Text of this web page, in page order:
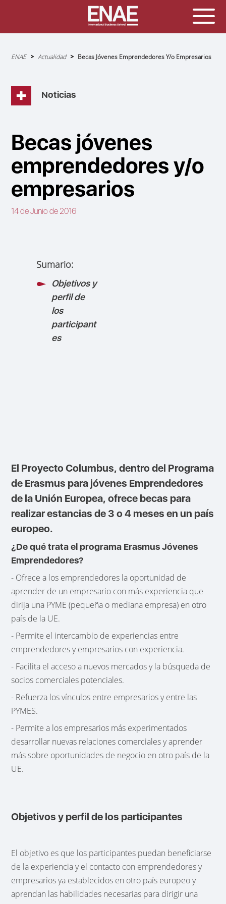
Sobrescribir
la
navegación
ENAE Actualidad Becas Jóvenes Emprendedores Y/o Empresarios
Noticias
Becas jóvenes
emprendedores y/o
empresarios
14 de Junio de 2016
Sumario:
Objetivos y
perfil de
los
participant
es
El Proyecto Columbus, dentro del Programa
de Erasmus para jóvenes Emprendedores
de la Unión Europea, ofrece becas para
realizar estancias de 3 o 4 meses en un país
europeo.
¿De qué trata el programa Erasmus Jóvenes
Emprendedores?
- Ofrece a los emprendedores la oportunidad de
aprender de un empresario con más experiencia que
dirija una PYME (pequeña o mediana empresa) en otro
país de la UE.
- Permite el intercambio de experiencias entre
emprendedores y empresarios con experiencia.
- Facilita el acceso a nuevos mercados y la búsqueda de
socios comerciales potenciales.
- Refuerza los vínculos entre empresarios y entre las
PYMES.
- Permite a los empresarios más experimentados
desarrollar nuevas relaciones comerciales y aprender
más sobre oportunidades de negocio en otro país de la
UE.
Objetivos y perfil de los participantes
El objetivo es que los participantes puedan beneficiarse
de la experiencia y el contacto con emprendedores y
empresarios ya establecidos en otro país europeo y
aprendan las habilidades necesarias para dirigir una